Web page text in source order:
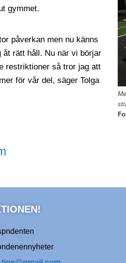
gymmet.
påverkan men nu känns
rätt håll. Nu när vi börjar
restriktioner så tror jag att
för vår del, säger Tolga